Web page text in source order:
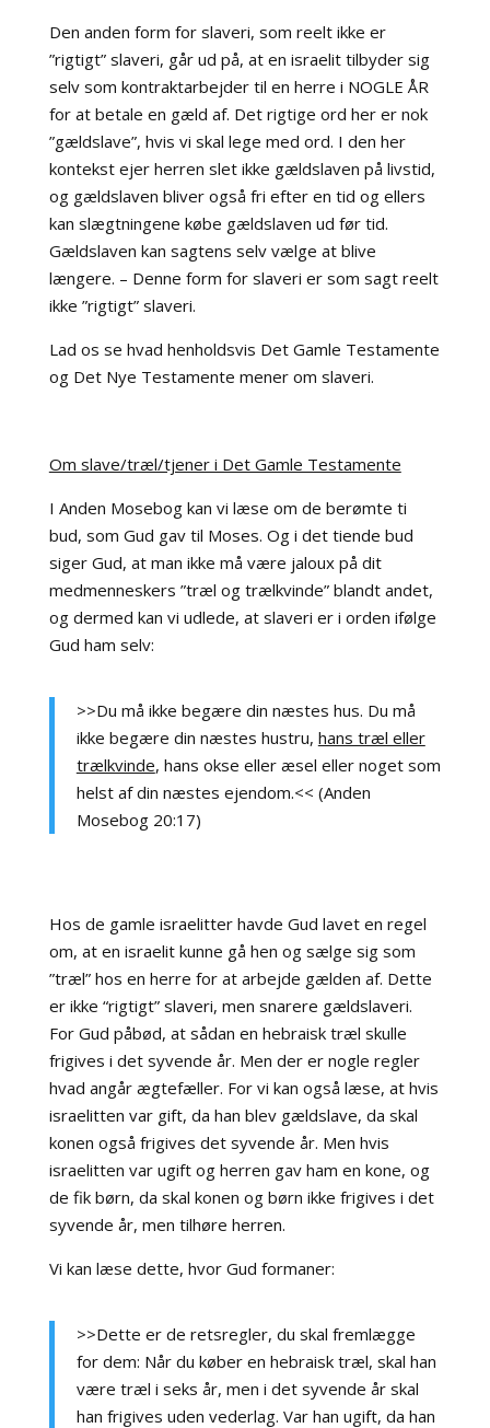
Den anden form for slaveri, som reelt ikke er
”rigtigt” slaveri, går ud på, at en israelit tilbyder sig
selv som kontraktarbejder til en herre i NOGLE ÅR
for at betale en gæld af. Det rigtige ord her er nok
”gældslave”, hvis vi skal lege med ord. I den her
kontekst ejer herren slet ikke gældslaven på livstid,
og gældslaven bliver også fri efter en tid og ellers
kan slægtningene købe gældslaven ud før tid.
Gældslaven kan sagtens selv vælge at blive
længere. – Denne form for slaveri er som sagt reelt
ikke ”rigtigt” slaveri.
Lad os se hvad henholdsvis Det Gamle Testamente
og Det Nye Testamente mener om slaveri.
Om slave/træl/tjener i Det Gamle Testamente
I Anden Mosebog kan vi læse om de berømte ti
bud, som Gud gav til Moses. Og i det tiende bud
siger Gud, at man ikke må være jaloux på dit
medmenneskers ”træl og trælkvinde” blandt andet,
og dermed kan vi udlede, at slaveri er i orden ifølge
Gud ham selv:
>>Du må ikke begære din næstes hus. Du må
ikke begære din næstes hustru, hans træl eller
trælkvinde, hans okse eller æsel eller noget som
helst af din næstes ejendom.<< (Anden
Mosebog 20:17)
Hos de gamle israelitter havde Gud lavet en regel
om, at en israelit kunne gå hen og sælge sig som
”træl” hos en herre for at arbejde gælden af. Dette
er ikke “rigtigt” slaveri, men snarere gældslaveri.
For Gud påbød, at sådan en hebraisk træl skulle
frigives i det syvende år. Men der er nogle regler
hvad angår ægtefæller. For vi kan også læse, at hvis
israelitten var gift, da han blev gældslave, da skal
konen også frigives det syvende år. Men hvis
israelitten var ugift og herren gav ham en kone, og
de fik børn, da skal konen og børn ikke frigives i det
syvende år, men tilhøre herren.
Vi kan læse dette, hvor Gud formaner:
>>Dette er de retsregler, du skal fremlægge
for dem: Når du køber en hebraisk træl, skal han
være træl i seks år, men i det syvende år skal
han frigives uden vederlag. Var han ugift, da han